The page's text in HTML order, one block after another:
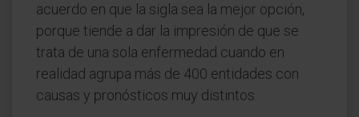
acuerdo en que la sigla sea la mejor opción,
porque tiende a dar la impresión de que se
trata de una sola enfermedad cuando en
realidad agrupa más de 400 entidades con
causas y pronósticos muy distintos.